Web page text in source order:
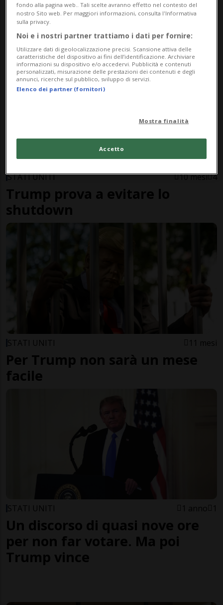
STATI UNITI
Stati Uniti verso lo shutdown
STATI UNITI 10 mesi 4
Trump prova a evitare lo
shutdown
STATI UNITI 11 mesi
Per Trump non sarà un mese
facile
STATI UNITI 1 anno 1
Un discorso di quasi nove ore
per non far votare. Ma poi
Trump vince
fondo alla pagina web.. Tali scelte avranno effetto nel contesto del
nostro Sito web. Per maggiori informazioni, consulta l'Informativa
sulla privacy.
Noi e i nostri partner trattiamo i dati per fornire:
Utilizzare dati di geolocalizzazione precisi. Scansione attiva delle
caratteristiche del dispositivo ai fini dell’identificazione. Archiviare
informazioni su dispositivo e/o accedervi. Pubblicità e contenuti
personalizzati, misurazione delle prestazioni dei contenuti e degli
annunci, ricerche sul pubblico, sviluppo di servizi.
Elenco dei partner (fornitori)
Mostra finalità
Accetto